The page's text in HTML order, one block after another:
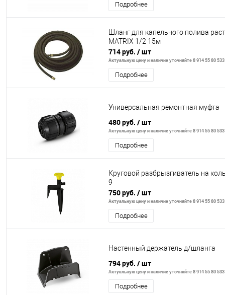
Подробнее
Шланг для капельного полива
MATRIX 1/2 15м
714 руб. / шт
Актуальную цену и наличие уточняйте 8 914 55 80 533
Подробнее
Универсальная ремонтная муфта
480 руб. / шт
Актуальную цену и наличие уточняйте 8 914 55 80 533
Подробнее
Круговой разбрызгиватель на
9
750 руб. / шт
Актуальную цену и наличие уточняйте 8 914 55 80 533
Подробнее
Настенный держатель д/шланга
794 руб. / шт
Актуальную цену и наличие уточняйте 8 914 55 80 533
Подробнее